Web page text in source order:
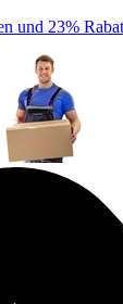
und 23%